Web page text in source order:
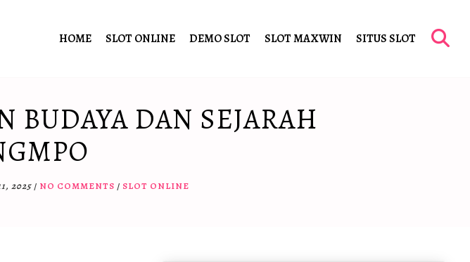
HOME SLOT ONLINE DEMO SLOT SLOT MAXWIN SITUS SLOT
BUDAYA DAN SEJARAH
2025/ NO COMMENTS / SLOT ONLINE